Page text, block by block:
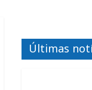
Últimas